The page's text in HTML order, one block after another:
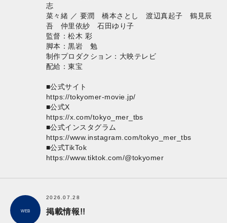
志
菜々緒 ／ 要潤 橋本さとし 渡辺真起子 鶴見辰
吾 仲里依紗 石田ゆり子
監督：松木 彩
脚本：黒岩 勉
制作プロダクション：大映テレビ
配給：東宝
■公式サイト
https://tokyomer-movie.jp/
■公式X
https://x.com/tokyo_mer_tbs
■公式インスタグラム
https://www.instagram.com/tokyo_mer_tbs
■公式TikTok
https://www.tiktok.com/@tokyomer
WEB
2026.07.28
掲載情報!!